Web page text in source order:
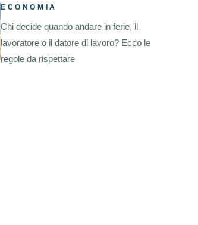
ECONOMIA
Chi decide quando andare in ferie, il
lavoratore o il datore di lavoro? Ecco le
regole da rispettare